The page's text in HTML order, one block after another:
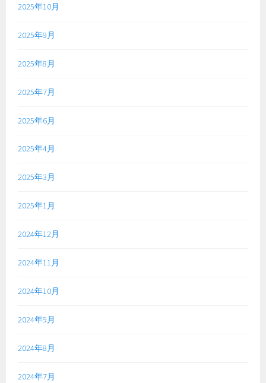
2025年10月
2025年9月
2025年8月
2025年7月
2025年6月
2025年4月
2025年3月
2025年1月
2024年12月
2024年11月
2024年10月
2024年9月
2024年8月
2024年7月